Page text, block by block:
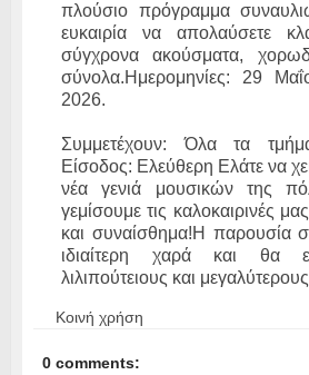
πλούσιο πρόγραμμα
ευκαιρία να απολαύσετε
σύγχρονα ακούσματα,
σύνολα.Ημερομηνίες: 29
2026.
Συμμετέχουν: Όλα τα
Είσοδος: Ελεύθερη Ελάτε να
νέα γενιά μουσικών της
γεμίσουμε τις καλοκαιρινές
και συναίσθημα!Η παρουσία
ιδιαίτερη χαρά και θα
λιλιπούτειους και
Κοινή χρήση
0 comments: